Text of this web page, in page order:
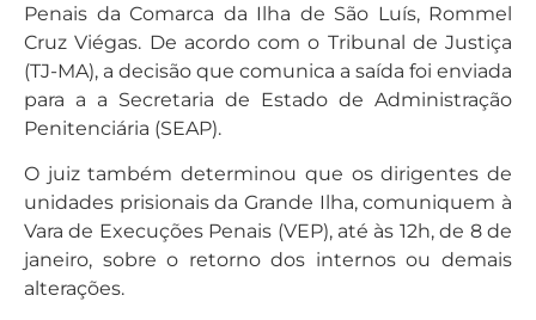
Penais da Comarca da Ilha de São Luís, Rommel
Cruz Viégas. De acordo com o Tribunal de Justiça
(TJ-MA), a decisão que comunica a saída foi enviada
para a a Secretaria de Estado de Administração
Penitenciária (SEAP).
O juiz também determinou que os dirigentes de
unidades prisionais da Grande Ilha, comuniquem à
Vara de Execuções Penais (VEP), até às 12h, de 8 de
janeiro, sobre o retorno dos internos ou demais
alterações.